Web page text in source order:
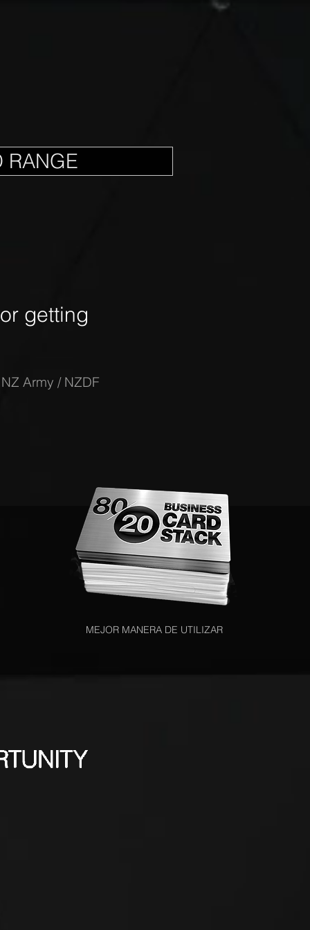
RANGE
getting
NZ Army / NZDF
MEJOR MANERA DE UTILIZAR